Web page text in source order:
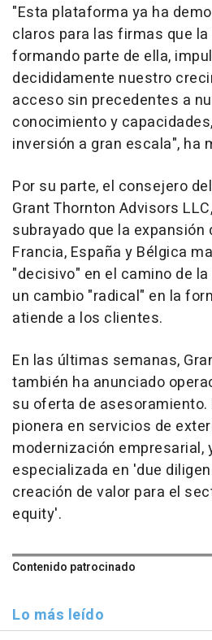
"Esta plataforma ya ha
claros para las firmas que la
formando parte de ella,
decididamente nuestro
acceso sin precedentes a
conocimiento y
inversión a gran escala", ha
Por su parte, el consejero
Grant Thornton Advisors
subrayado que la
Francia, España y Bélgica
"decisivo" en el camino de
un cambio "radical" en la
atiende a los clientes.
En las últimas semanas,
también ha anunciado
su oferta de asesoramiento.
pionera en servicios de
modernización empresarial,
especializada en 'due
creación de valor para el
equity'.
Contenido patrocinado
Lo más leído